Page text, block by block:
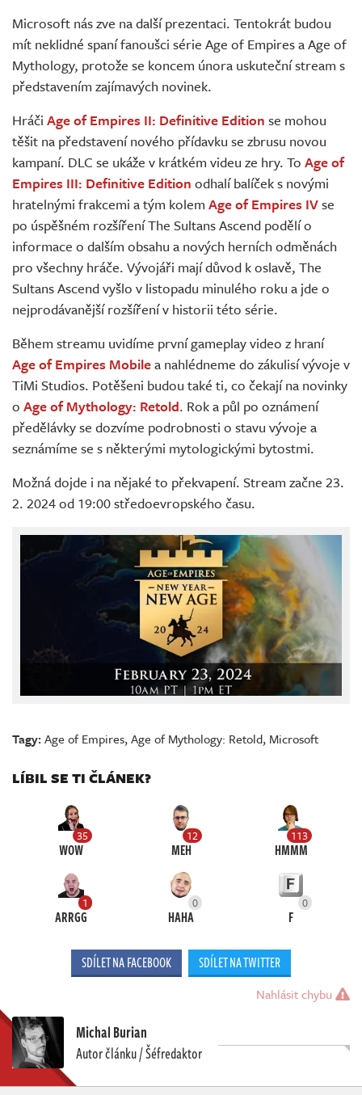
Živě
Microsoft nás zve na další prezentaci. Tentokrát budou
mít neklidné spaní fanoušci série Age of Empires a Age of
Mythology, protože se koncem února uskuteční stream s
představením zajímavých novinek.
Hráči Age of Empires II: Definitive Edition se mohou
těšit na představení nového přídavku se zbrusu novou
kampaní. DLC se ukáže v krátkém videu ze hry. To Age of
Empires III: Definitive Edition odhalí balíček s novými
hratelnými frakcemi a tým kolem Age of Empires IVse
po úspěšném rozšíření The Sultans Ascend podělí o
informace o dalším obsahu a nových herních odměnách
pro všechny hráče. Vývojáři mají důvod k oslavě, The
Sultans Ascend vyšlo v listopadu minulého roku a jde o
nejprodávanější rozšíření v historii této série.
Během streamu uvidíme první gameplay video z hraní
Age of Empires Mobilea nahlédneme do zákulisí vývoje v
TiMi Studios. Potěšeni budou také ti, co čekají na novinky
o Age of Mythology: Retold. Rok a půl po oznámení
předělávky se dozvíme podrobnosti o stavu vývoje a
seznámíme se s některými mytologickými bytostmi.
Možná dojde i na nějaké to překvapení. Stream začne 23.
2. 2024 od 19:00 středoevropského času.
Tagy:Age of Empires,Age of Mythology: Retold, Microsoft
LÍBIL SE TI ČLÁNEK?
35
WOW
12
MEH
113
HMMM
1
ARRGG
0
HAHA
0
F
SDÍLET NA FACEBOOK SDÍLET NA TWITTER
Nahlásit chybu
Michal Burian
Autor článku / Šéfredaktor